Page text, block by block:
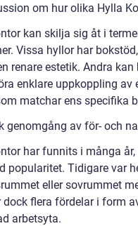
om hur olika Hylla
kan skilja sig åt i
Vissa hyllor har
renare estetik. Andra
enklare uppkoppling av
matchar ens specifika
genomgång av för- och
har funnits i många
popularitet. Tidigare var
eller sovrummet
dock flera fördelar i form
arbetsyta.